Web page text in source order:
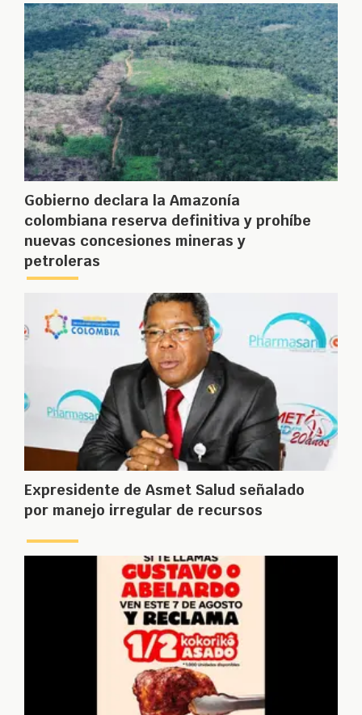
Gobierno declara la Amazonía
colombiana reserva definitiva y prohíbe
nuevas concesiones mineras y
petroleras
Expresidente de Asmet Salud señalado
por manejo irregular de recursos